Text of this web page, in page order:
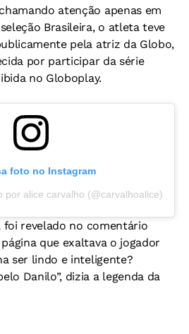
atenção apenas em
Brasileira, o atleta teve
pela atriz da Globo,
por participar da série
no Globoplay.
foto no Instagram
por alice carvalho (@carvalhoalice)
foi revelado no comentário
que exaltava o jogador
ser lindo e inteligente?
Danilo”, dizia a legenda da